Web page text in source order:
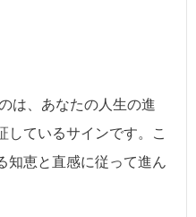
は、あなたの人生の進
しているサインです。こ
知恵と直感に従って進ん